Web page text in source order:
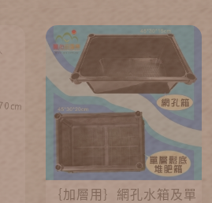
｛加層用｝網孔水箱及單